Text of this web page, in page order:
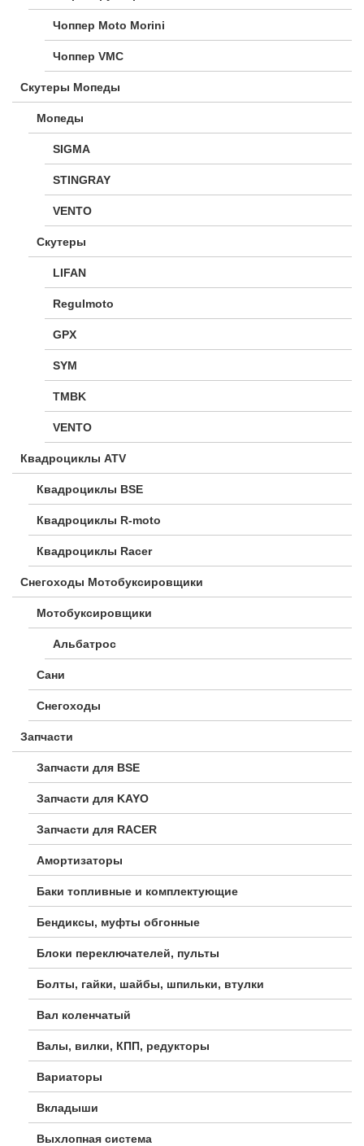
Чоппер Moto Morini
Чоппер VMC
Скутеры Мопеды
Мопеды
SIGMA
STINGRAY
VENTO
Скутеры
LIFAN
Regulmoto
GPX
SYM
TMBK
VENTO
Квадроциклы ATV
Квадроциклы BSE
Квадроциклы R-moto
Квадроциклы Racer
Снегоходы Мотобуксировщики
Мотобуксировщики
Альбатрос
Сани
Снегоходы
Запчасти
Запчасти для BSE
Запчасти для KAYO
Запчасти для RACER
Амортизаторы
Баки топливные и комплектующие
Бендиксы, муфты обгонные
Блоки переключателей, пульты
Болты, гайки, шайбы, шпильки, втулки
Вал коленчатый
Валы, вилки, КПП, редукторы
Вариаторы
Вкладыши
Выхлопная система